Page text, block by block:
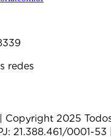
redes
Copyright 2025
21.388.461/0001-53 |